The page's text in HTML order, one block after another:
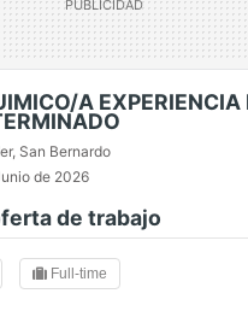
A EXPERIENCIA
, San Bernardo
de 2026
de trabajo
Full-time